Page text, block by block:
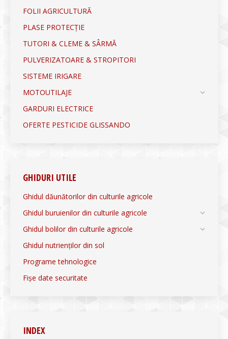
FOLII AGRICULTURĂ
PLASE PROTECȚIE
TUTORI & CLEME & SÂRMĂ
PULVERIZATOARE & STROPITORI
SISTEME IRIGARE
MOTOUTILAJE
GARDURI ELECTRICE
OFERTE PESTICIDE GLISSANDO
GHIDURI UTILE
Ghidul dăunătorilor din culturile agricole
Ghidul buruienilor din culturile agricole
Ghidul bolilor din culturile agricole
Ghidul nutrienților din sol
Programe tehnologice
Fișe date securitate
INDEX